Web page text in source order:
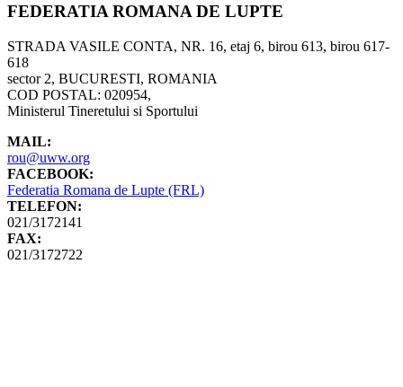
FEDERATIA ROMANA DE LUPTE
STRADA VASILE CONTA, NR. 16, etaj 6, birou 613, birou 617-
618
sector 2, BUCURESTI, ROMANIA
COD POSTAL: 020954,
Ministerul Tineretului si Sportului
MAIL:
rou@uww.org
FACEBOOK:
Federatia Romana de Lupte (FRL)
TELEFON:
021/3172141
FAX:
021/3172722